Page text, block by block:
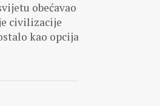
obećavao
civilizacije
kao opcija